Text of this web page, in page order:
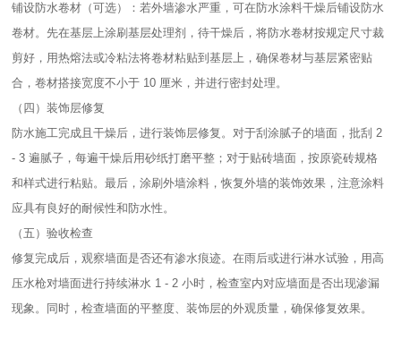
铺设防水卷材（可选）：若外墙渗水严重，可在防水涂料干燥后铺设防水
卷材。先在基层上涂刷基层处理剂，待干燥后，将防水卷材按规定尺寸裁
剪好，用热熔法或冷粘法将卷材粘贴到基层上，确保卷材与基层紧密贴
合，卷材搭接宽度不小于 10 厘米，并进行密封处理。​
（四）装饰层修复​
防水施工完成且干燥后，进行装饰层修复。对于刮涂腻子的墙面，批刮 2
- 3 遍腻子，每遍干燥后用砂纸打磨平整；对于贴砖墙面，按原瓷砖规格
和样式进行粘贴。最后，涂刷外墙涂料，恢复外墙的装饰效果，注意涂料
应具有良好的耐候性和防水性。​
（五）验收检查​
修复完成后，观察墙面是否还有渗水痕迹。在雨后或进行淋水试验，用高
压水枪对墙面进行持续淋水 1 - 2 小时，检查室内对应墙面是否出现渗漏
现象。同时，检查墙面的平整度、装饰层的外观质量，确保修复效果。​